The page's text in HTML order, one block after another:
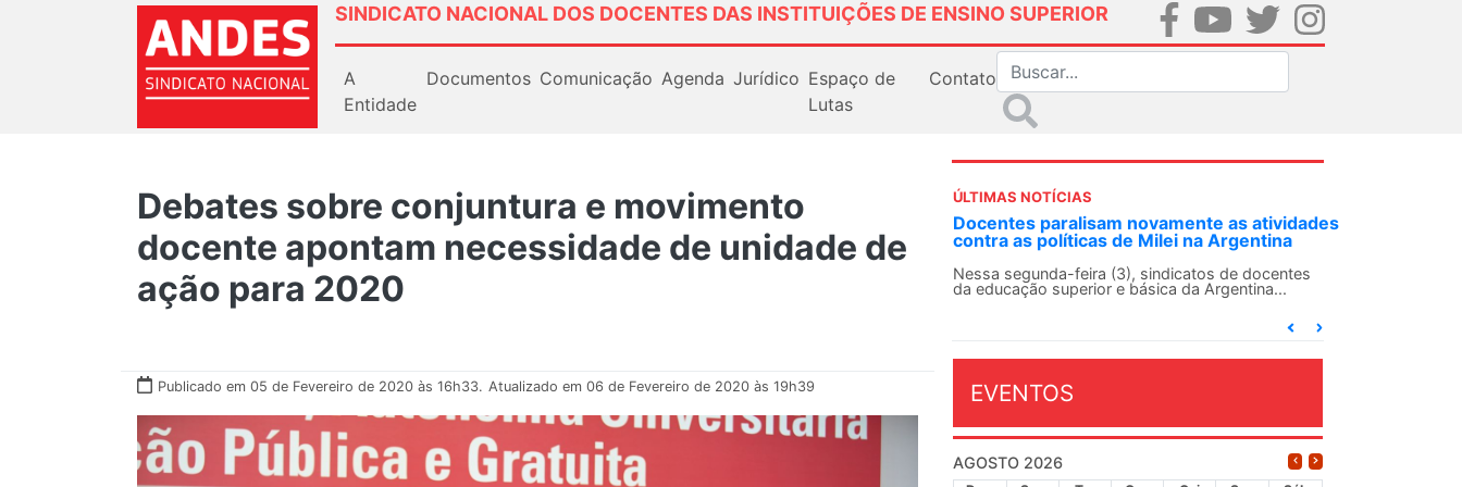
SINDICATO NACIONAL DOS DOCENTES DAS INSTITUIÇÕES DE ENSINO SUPERIOR
A
Entidade
Documentos Comunicação Agenda Jurídico Espaço de
Lutas
Contato
Debates sobre conjuntura e movimento
docente apontam necessidade de unidade de
ação para 2020
Publicado em 05 de Fevereiro de 2020 às 16h33. Atualizado em 06 de Fevereiro de 2020 às 19h39
ÚLTIMAS NOTÍCIAS
ANDES-SN convoca docentes para Dia de
Solidariedade Internacionalista com Cuba em
13 de agosto
O ANDES-SN conclama suas seções sindicais e o
EVENTOS